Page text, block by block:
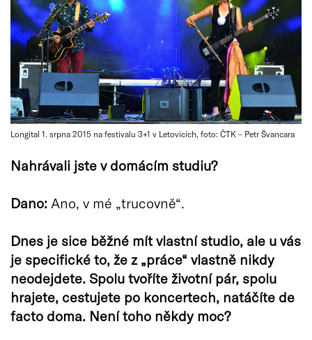
Longital 1. srpna 2015 na festivalu 3+1 v Letovicích, foto: ČTK – Petr Švancara
Nahrávali jste v domácím studiu?
Dano: Ano, v mé „trucovně“.
Dnes je sice běžné mít vlastní studio, ale u vás
je specifické to, že z „práce“ vlastně nikdy
neodejdete. Spolu tvoříte životní pár, spolu
hrajete, cestujete po koncertech, natáčíte de
facto doma. Není toho někdy moc?